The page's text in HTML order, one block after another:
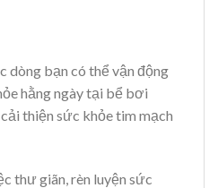
bạn có thể vận động
hằng ngày tại bể bơi
thiện sức khỏe tim mạch
thư giãn, rèn luyện sức